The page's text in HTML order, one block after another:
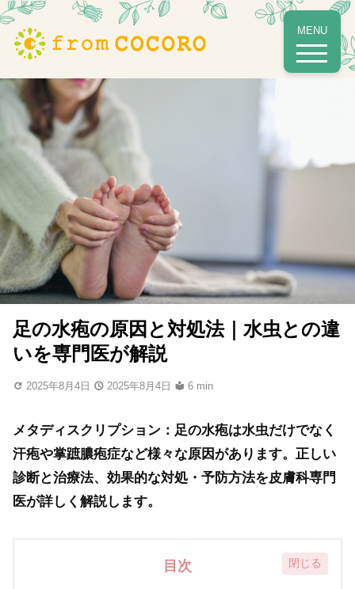
MENU
本ページはプロモーションが含まれています。
足の水疱の原因と対処法｜水虫との違
いを専門医が解説
2025年8月4日 2025年8月4日 6 min
メタディスクリプション：足の水疱は水虫だけでなく
汗疱や掌蹠膿疱症など様々な原因があります。正しい
診断と治療法、効果的な対処・予防方法を皮膚科専門
医が詳しく解説します。
目次